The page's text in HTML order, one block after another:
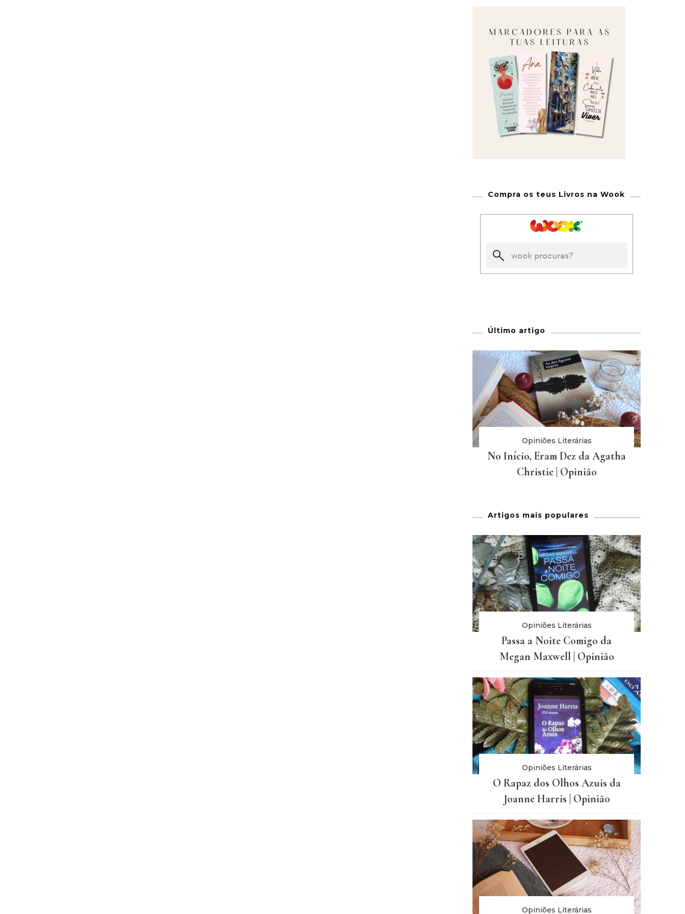
Compra os teus Livros na Wook
Último artigo
Opiniões Literárias
No Início, Eram Dez da Agatha
Christie | Opinião
Artigos mais populares
Opiniões Literárias
Passa a Noite Comigo da
Megan Maxwell | Opinião
Opiniões Literárias
O Rapaz dos Olhos Azuis da
Joanne Harris | Opinião
Opiniões Literárias